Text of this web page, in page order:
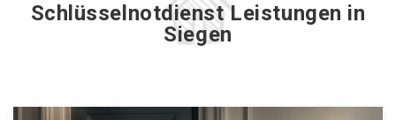
Schlüsselnotdienst Leistungen in
Siegen